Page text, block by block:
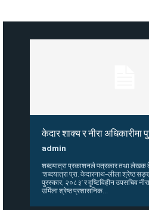
केदार शाक्य र नीरा अधिकारीमा
admin
शब्दयात्रा प्रकाशनले पत्रकार तथा लेखक
‘शब्दयात्रा प्रा. केदारनाथ–लीला श्रेष्ठ
पुरस्कार, २०८३’ र दृष्टिविहीन उपसचिव
उर्मिला श्रेष्ठ प्रशासनिक...